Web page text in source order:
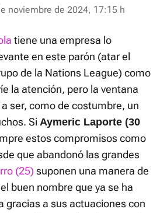
noviembre de 2024, 17:15 h
tiene una empresa lo
en este parón (atar el
de la Nations League) como
la atención, pero la ventana
ser, como de costumbre, un
Si Aymeric Laporte (30
estos compromisos como
que abandonó las grandes
(25) suponen una manera de
buen nombre que ya se ha
gracias a sus actuaciones con